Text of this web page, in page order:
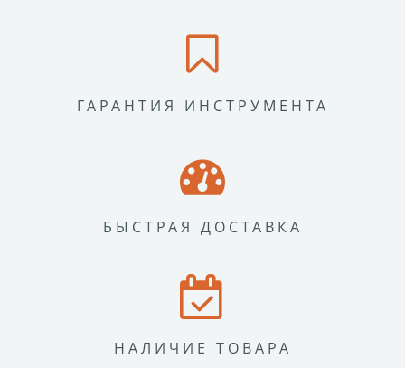
ГАРАНТИЯ ИНСТРУМЕНТА
БЫСТРАЯ ДОСТАВКА
НАЛИЧИЕ ТОВАРА